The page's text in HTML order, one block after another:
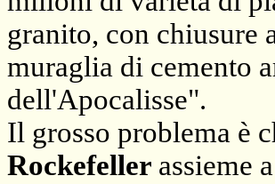
granito, con chiusure
muraglia di cemento
dell'Apocalisse".
Il grosso problema è
Rockefeller assieme